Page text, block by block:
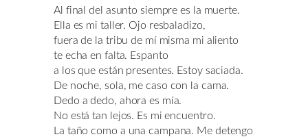
Al final del asunto siempre es la muerte.
Ella es mi taller. Ojo resbaladizo,
fuera de la tribu de mí misma mi aliento
te echa en falta. Espanto
a los que están presentes. Estoy saciada.
De noche, sola, me caso con la cama.
Dedo a dedo, ahora es mía.
No está tan lejos. Es mi encuentro.
La taño como a una campana. Me detengo